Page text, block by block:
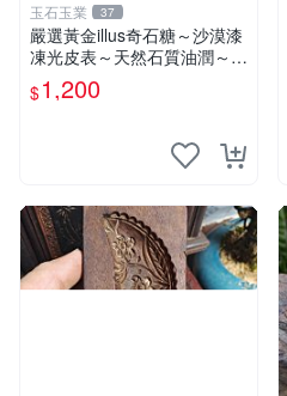
玉石玉業 37
嚴選黃金illus奇石糖～沙漠漆
凍光皮表～天然石質油潤～年
久包漿～光亮滑順～適合賞
玩、珍藏、陳設～到手即送～
$1,200